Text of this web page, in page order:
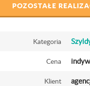
POZOSTAŁE
Kategoria
Cena
Klient